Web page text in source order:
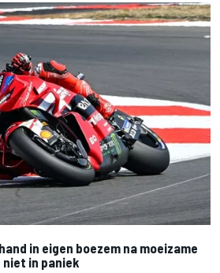
in eigen boezem na moeizame
niet in paniek